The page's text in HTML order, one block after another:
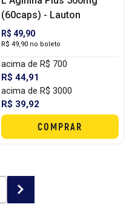
(60caps) - Lauton
R$ 49,90
R$ 49,90 no boleto
acima de R$ 700
R$ 44,91
acima de R$ 3000
R$ 39,92
COMPRAR